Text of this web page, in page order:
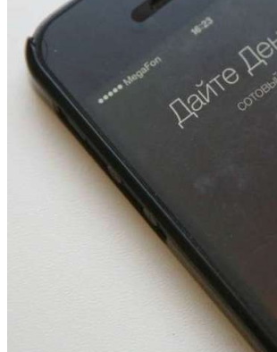
Волгоградские вузы в топе
рейтинга: ВолгГТУ и ВолгГМУ
для химической отрасли и
18:39
В Красноармейском районе
конкурс на ремонт моста через
судоходный канал
Фестиваль #ТриЧетыре в
11–13 сентября в рамках Года